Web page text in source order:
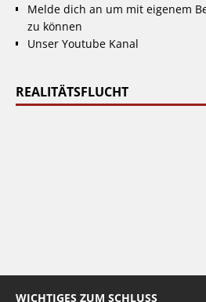
Melde dich an um mit eigenem
zu können
Unser Youtube Kanal
REALITÄTSFLUCHT
WICHTIGES ZUM SCHLUSS